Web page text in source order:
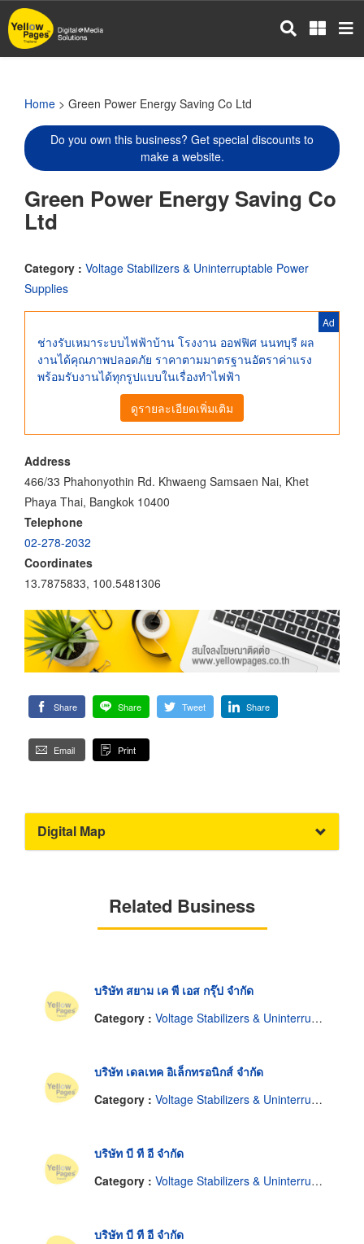
Skip
to
main
Home > Green Power Energy Saving Co Ltd
Do you own this business? Get special discounts to
make a website.
Green Power Energy Saving Co
Ltd
Category : Voltage Stabilizers & Uninterruptable Power
Supplies
Ad
ช่างรับเหมาระบบไฟฟ้าบ้าน โรงงาน ออฟฟิศ นนทบุรี ผล
งานได้คุณภาพปลอดภัย ราคาตามมาตรฐานอัตราค่าแรง
พร้อมรับงานได้ทุกรูปแบบในเรื่องทำไฟฟ้า
ดูรายละเอียดเพิ่มเติม
Address
466/33 Phahonyothin Rd. Khwaeng Samsaen Nai, Khet
Phaya Thai, Bangkok 10400
Telephone
02-278-2032
Coordinates
13.7875833, 100.5481306
Share Share Tweet Share
Email Print
Digital Map
Related Business
บริษัท สยาม เค พี เอส กรุ๊ป จำกัด
Category : Voltage Stabilizers & Uninterruptable Power Supplies
บริษัท เดลเทค อิเล็กทรอนิกส์ จำกัด
Category : Voltage Stabilizers & Uninterruptable Power Supplies
บริษัท บี ที อี จำกัด
Category : Voltage Stabilizers & Uninterruptable Power Supplies
บริษัท บี ที อี จำกัด